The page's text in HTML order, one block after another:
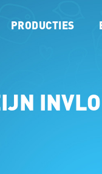
PRODUCTIES